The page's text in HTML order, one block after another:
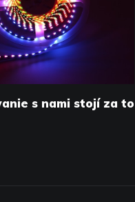
s nami stojí za to